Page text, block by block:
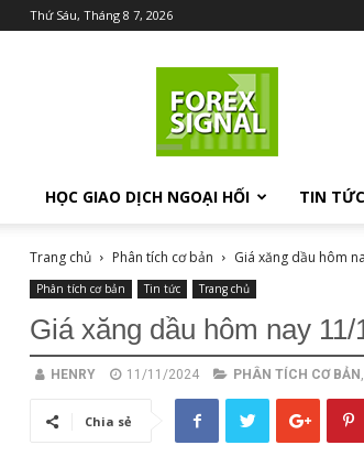
Thứ Sáu, Tháng 8 7, 2026
HỌC GIAO DỊCH NGOẠI HỐI
TIN TỨC
Trang chủ Phân tích cơ bản Giá xăng dầu hôm
Phân tích cơ bản Tin tức Trang chủ
Giá xăng dầu hôm nay
HENRY 11/11/2024 PHÂN TÍCH CƠ BẢN ,
Chia sẻ